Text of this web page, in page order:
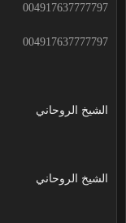
004917637777797
004917637777797
الشيخ الروحاني
الشيخ الروحاني